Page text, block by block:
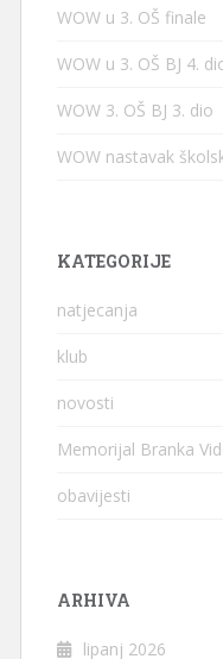
WOW u 3. OŠ finale
WOW u 3. OŠ BJ 4.
WOW 3. OŠ BJ 3. dio
WOW nastavak
KATEGORIJE
natjecanja
klub
novosti
Memorijal Branka
obavijesti
ARHIVA
lipanj 2026